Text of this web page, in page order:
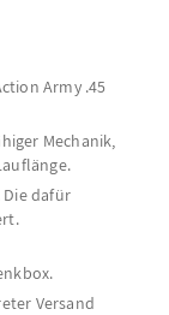
Army .45
Mechanik,
dafür
Versand